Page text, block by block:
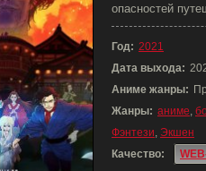
опасностей
Год: 2021
Дата выхода:
Аниме жанры:
Жанры: аниме,
Фэнтези, Экшен
Качество: